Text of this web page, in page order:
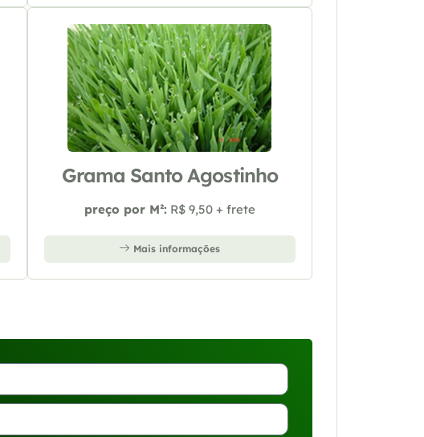
Grama Santo Agostinho
preço por M²: R$ 9,50 + frete
Mais informações